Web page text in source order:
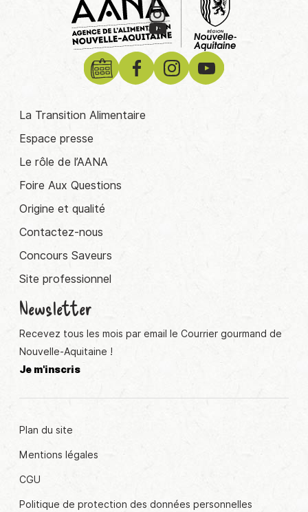
La Transition Alimentaire
Espace presse
Le rôle de l’AANA
Foire Aux Questions
Origine et qualité
Contactez-nous
Concours Saveurs
Site professionnel
Newsletter
Recevez tous les mois par email le Courrier gourmand de
Nouvelle-Aquitaine !
Je m'inscris
Plan du site
Mentions légales
CGU
Politique de protection des données personnelles